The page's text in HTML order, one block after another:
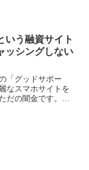
いう融資サイト
ッシングしない
「グッドサポー
なスマホサイトを
だの闇金です。い